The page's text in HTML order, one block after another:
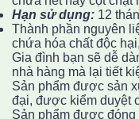
Hạn sử dụng: 12
Thành phần nguyên
chứa hóa chất độc
Gia đình bạn sẽ dễ
nhà hàng mà lại tiết
Sản phẩm được sản
đại, được kiểm duyệt
Sản phẩm được